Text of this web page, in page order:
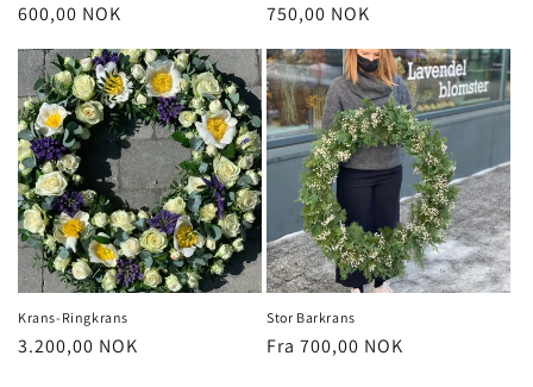
Vanlig
600,00 NOK
Vanlig
750,00 NOK
Krans-Ringkrans
Vanlig
3.200,00 NOK
Stor Barkrans
Vanlig
Fra 700,00 NOK